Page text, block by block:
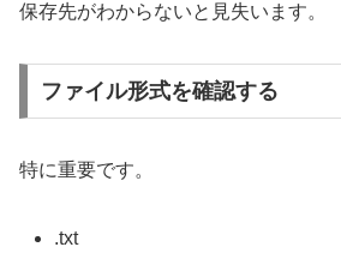
保存先がわからないと見失います。
ファイル形式を確認する
特に重要です。
.txt